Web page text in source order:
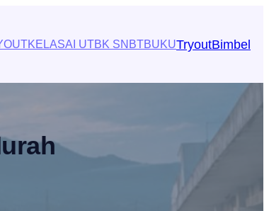
KELASAI UTBK SNBTBUKUTryoutBimbel